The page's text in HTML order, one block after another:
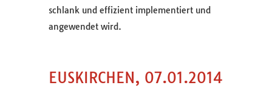
schlank und effizient implementiert und
angewendet wird.
EUSKIRCHEN, 07.01.2014